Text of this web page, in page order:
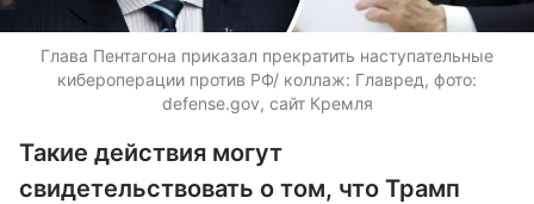
Глава Пентагона приказал прекратить наступательные
кибероперации против РФ/ коллаж: Главред, фото:
defense.gov, сайт Кремля
Такие действия могут
свидетельствовать о том, что Трамп